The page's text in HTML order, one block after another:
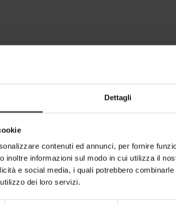
Dettagli
contenuti ed annunci, per fornire
inoltre informazioni sul modo in cui utilizza il
e social media, i quali potrebbero
dei loro servizi.
la cascata